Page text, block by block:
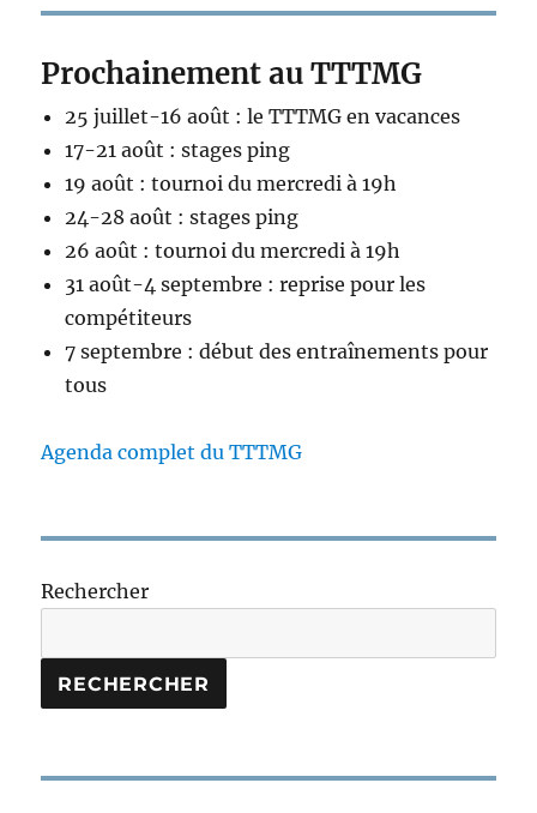
Prochainement au TTTMG
25 juillet-16 août : le TTTMG en vacances
17-21 août : stages ping
19 août : tournoi du mercredi à 19h
24-28 août : stages ping
26 août : tournoi du mercredi à 19h
31 août-4 septembre : reprise pour les
compétiteurs
7 septembre : début des entraînements pour
tous
Agenda complet du TTTMG
Rechercher
RECHERCHER